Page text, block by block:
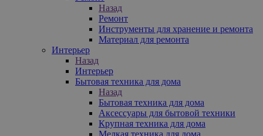
Назад
Ремонт
Инструменты для хранение и ремонта
Материал для ремонта
Интерьер
Назад
Интерьер
Бытовая техника для дома
Назад
Бытовая техника для дома
Аксессуары для бытовой техники
Крупная техника для дома
Мелкая техника для дома